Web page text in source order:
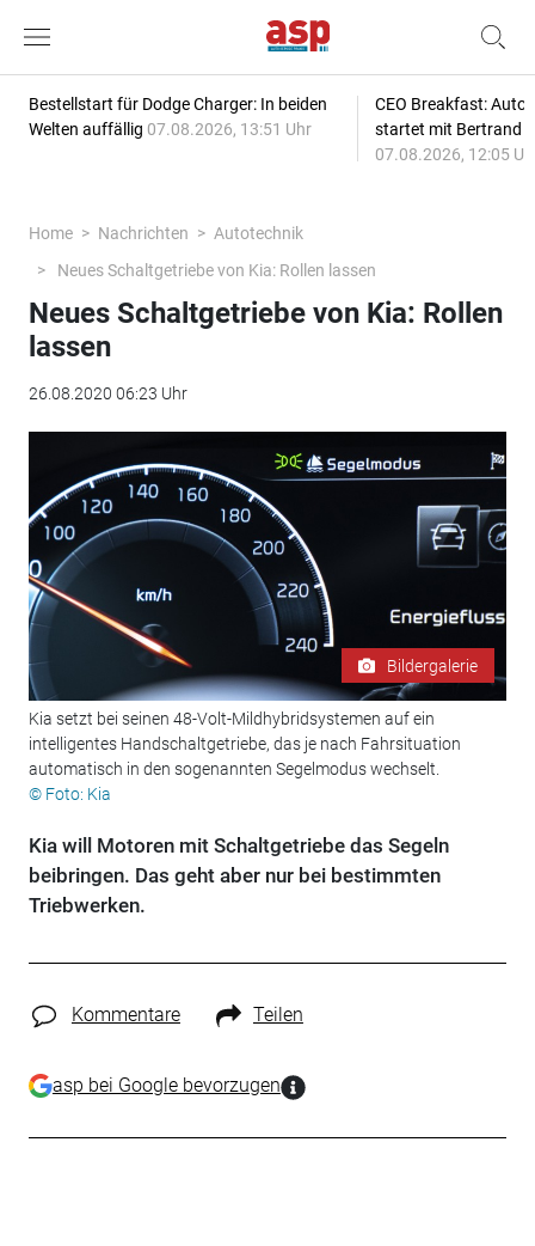
Bestellstart für Dodge Charger: In beiden
Welten auffällig 07.08.2026, 13:51 Uhr
CEO Breakfast:
startet mit Bertrand
07.08.2026, 12:05
Home Nachrichten
Autotechnik
Neues Schaltgetriebe von Kia: Rollen lassen
Neues Schaltgetriebe von Kia: Rollen
lassen
26.08.2020 06:23 Uhr
Bildergalerie
Kia setzt bei seinen 48-Volt-Mildhybridsystemen auf ein
intelligentes Handschaltgetriebe, das je nach Fahrsituation
automatisch in den sogenannten Segelmodus wechselt.
© Foto: Kia
Kia will Motoren mit Schaltgetriebe das Segeln
beibringen. Das geht aber nur bei bestimmten
Triebwerken.
Kommentare Teilen
asp bei Google bevorzugen